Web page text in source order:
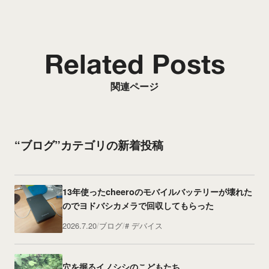
関連ページ
Related Posts
“ブログ”カテゴリの新着投稿
13年使ったcheeroのモバイルバッテリーが壊れた
のでヨドバシカメラで回収してもらった
2026.7.20 ブログ デバイス